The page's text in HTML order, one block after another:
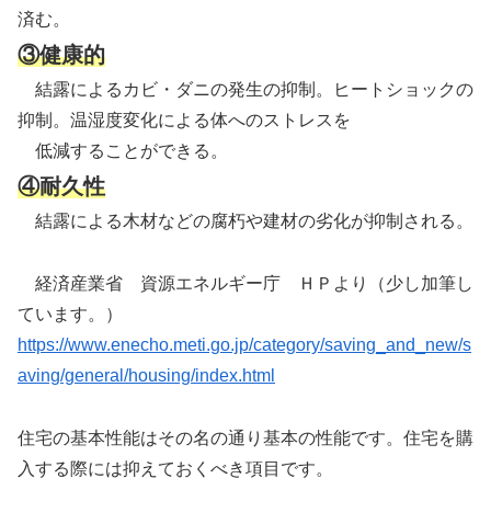
済む。
③健康的
結露によるカビ・ダニの発生の抑制。ヒートショックの
抑制。温湿度変化による体へのストレスを
低減することができる。
④耐久性
結露による木材などの腐朽や建材の劣化が抑制される。
経済産業省 資源エネルギー庁 ＨＰより（少し加筆し
ています。）
https://www.enecho.meti.go.jp/category/saving_and_new/s
aving/general/housing/index.html
住宅の基本性能はその名の通り基本の性能です。住宅を購
入する際には抑えておくべき項目です。